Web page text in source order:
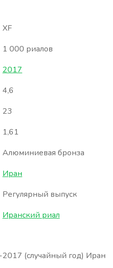
XF
1 000 риалов
2017
4,6
23
1,61
Алюминиевая бронза
Иран
Регулярный выпуск
Иранский риал
(случайный год) Иран